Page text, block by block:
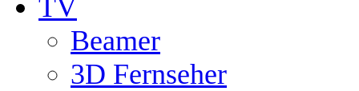
TV
Beamer
3D Fernseher